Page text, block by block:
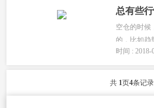
来寻找参与
金管理来防
空仓的时候
的，比如趋
半。个人认
来。同时
时间 : 2018-
共 1页4条记录